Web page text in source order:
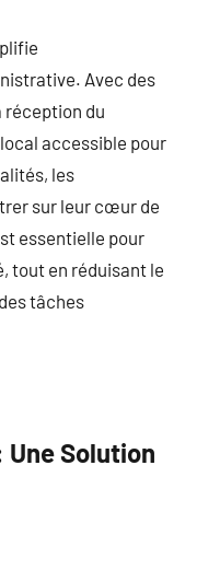
Avec des
réception du
accessible pour
les
sur leur cœur de
essentielle pour
tout en réduisant le
tâches
Solution